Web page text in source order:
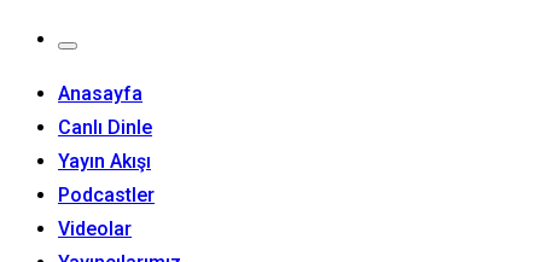
Anasayfa
Canlı Dinle
Yayın Akışı
Podcastler
Videolar